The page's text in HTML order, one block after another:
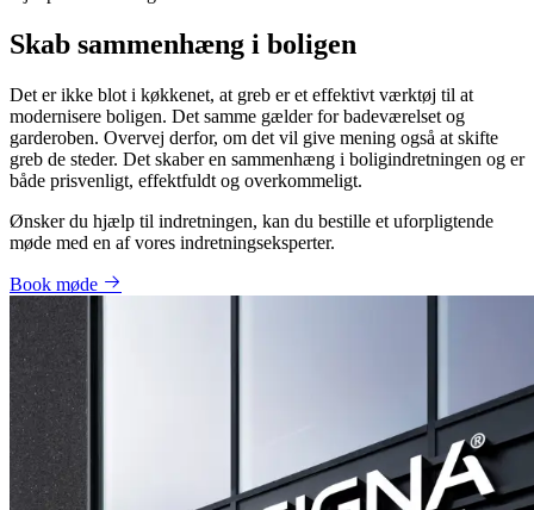
Skab sammenhæng i boligen
Det er ikke blot i køkkenet, at greb er et effektivt værktøj til at
modernisere boligen. Det samme gælder for badeværelset og
garderoben. Overvej derfor, om det vil give mening også at skifte
greb de steder. Det skaber en sammenhæng i boligindretningen og er
både prisvenligt, effektfuldt og overkommeligt.
Ønsker du hjælp til indretningen, kan du bestille et uforpligtende
møde med en af vores indretningseksperter.
Book møde